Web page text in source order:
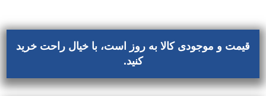
قیمت و موجودی کالا به روز است، با خیال راحت خرید
کنید.